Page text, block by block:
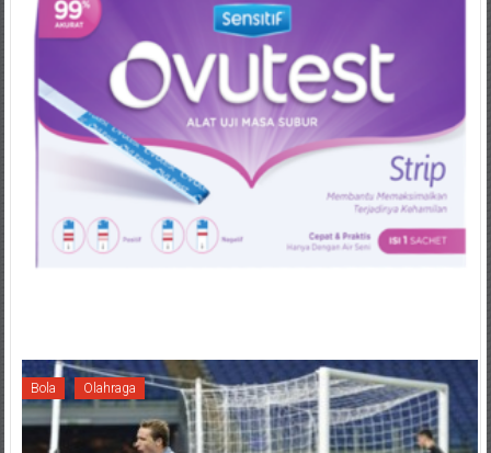
Bola Olahraga